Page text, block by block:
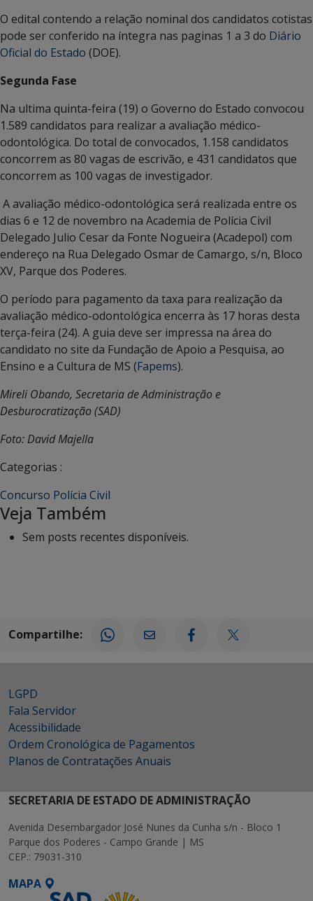
O edital contendo a relação nominal dos candidatos cotistas
pode ser conferido na íntegra nas paginas 1 a 3 do Diário
Oficial do Estado (DOE).
Segunda Fase
Na ultima quinta-feira (19) o Governo do Estado convocou
1.589 candidatos para realizar a avaliação médico-
odontológica. Do total de convocados, 1.158 candidatos
concorrem as 80 vagas de escrivão, e 431 candidatos que
concorrem as 100 vagas de investigador.
A avaliação médico-odontológica será realizada entre os
dias 6 e 12 de novembro na Academia de Polícia Civil
Delegado Julio Cesar da Fonte Nogueira (Acadepol) com
endereço na Rua Delegado Osmar de Camargo, s/n, Bloco
XV, Parque dos Poderes.
O período para pagamento da taxa para realização da
avaliação médico-odontológica encerra às 17 horas desta
terça-feira (24). A guia deve ser impressa na área do
candidato no site da Fundação de Apoio a Pesquisa, ao
Ensino e a Cultura de MS (Fapems).
Mireli Obando, Secretaria de Administração e
Desburocratização (SAD)
Foto: David Majella
Categorias :
Concurso Polícia Civil
Veja Também
Sem posts recentes disponíveis.
Compartilhe:
LGPD
Fala Servidor
Acessibilidade
Ordem Cronológica de Pagamentos
Planos de Contratações Anuais
SECRETARIA DE ESTADO DE ADMINISTRAÇÃO
Avenida Desembargador José Nunes da Cunha s/n - Bloco 1
Parque dos Poderes - Campo Grande | MS
CEP.: 79031-310
MAPA